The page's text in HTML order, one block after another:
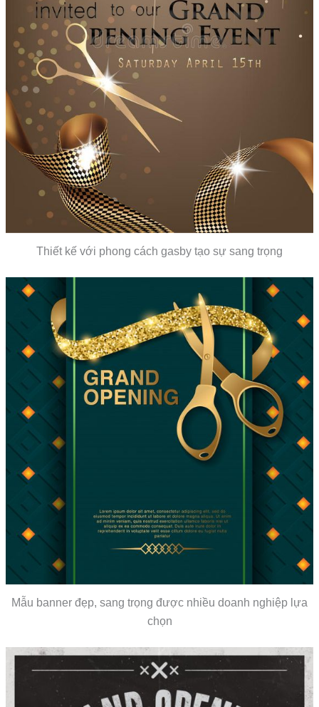
Thiết kế với phong cách gasby tạo sự sang trọng
Mẫu banner đẹp, sang trọng được nhiều doanh nghiệp lựa
chọn